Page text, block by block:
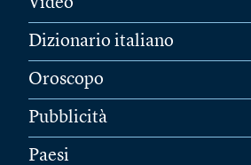
Video
Dizionario italiano
Oroscopo
Pubblicità
Paesi